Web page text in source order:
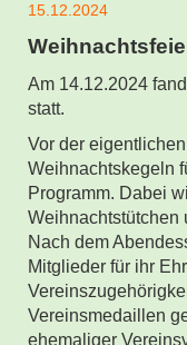
15.12.2024
Am 14.12.2024
statt.
Vor der
Weihnachtskegeln
Programm. Dabei
Weihnachtstütchen
Nach dem
Mitglieder für ihr
Vereinsmedaillen
ehemaliger